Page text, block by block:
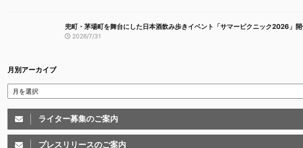
兜町・茅場町を舞台にした日本酒飲み歩きイベント「サマーピクニック2026」
2026/7/31
月別アーカイブ
ライター募集のご案内
プレスリリースのご案内